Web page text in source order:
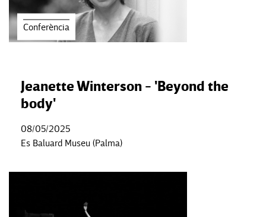
Conferència
Jeanette Winterson - 'Beyond the
body'
08/05/2025
Es Baluard Museu (Palma)